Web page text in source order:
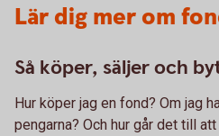
Lär dig mer om
Så köper, säljer och
Hur köper jag en fond? Om jag
pengarna? Och hur går det till